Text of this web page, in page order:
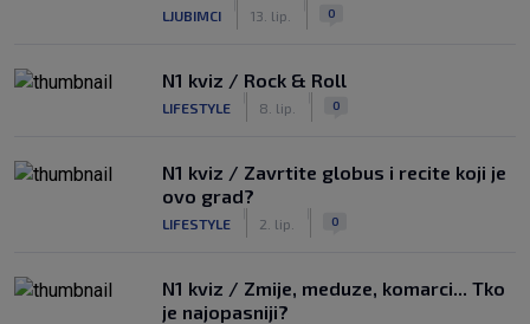
LJUBIMCI 13. lip. 0
N1 kviz / Rock & Roll
LIFESTYLE 8. lip. 0
N1 kviz / Zavrtite globus i recite koji je
ovo grad?
LIFESTYLE 2. lip. 0
N1 kviz / Zmije, meduze, komarci... Tko
je najopasniji?